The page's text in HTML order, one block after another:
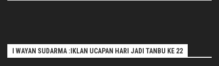
I WAYAN SUDARMA :IKLAN UCAPAN HARI JADI TANBU KE 22